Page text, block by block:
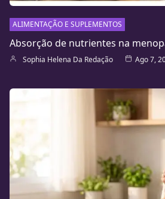
ALIMENTAÇÃO E SUPLEMENTOS
Absorção de nutrientes na
Sophia Helena Da Redação Ago 7,